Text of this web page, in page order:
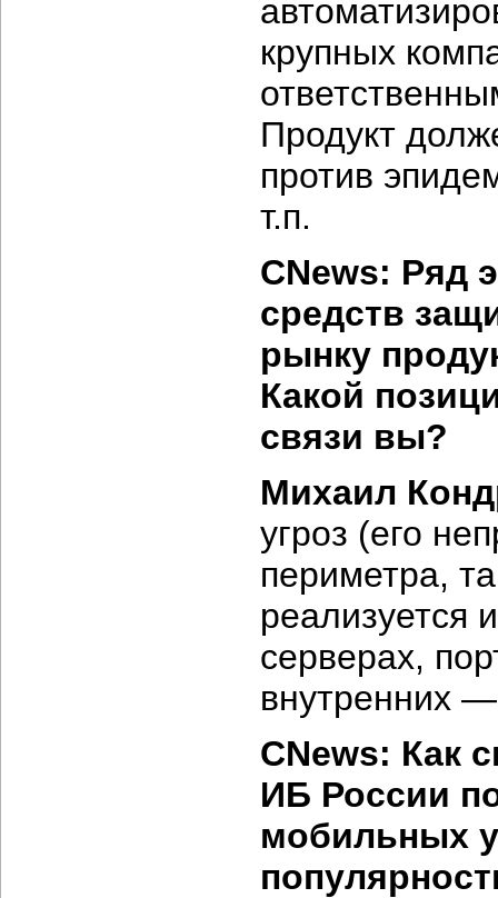
крупных
Продукт
против
т.п.
CNews: Ряд
средств
рынку
Какой
связи вы?
Михаил
угроз (его
периметра,
реализуется
серверах,
внутренних
CNews: Как
ИБ России
мобильных